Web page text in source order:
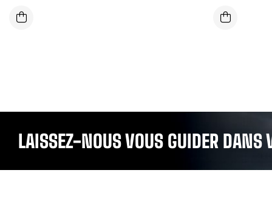
LAISSEZ-NOUS VOUS GUIDER DANS